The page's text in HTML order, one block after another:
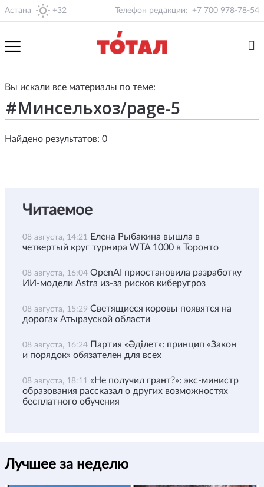
Астана +32 Телефон редакции: +7 700 978-78-54
Вы искали все материалы по теме:
Найдено результатов: 0
Читаемое
08 августа, 14:21 Елена Рыбакина вышла в
четвертый круг турнира WTA 1000 в Торонто
08 августа, 16:04 OpenAI приостановила разработку
ИИ-модели Astra из-за рисков киберугроз
08 августа, 15:29 Светящиеся коровы появятся на
дорогах Атырауской области
08 августа, 16:24 Партия «Әділет»: принцип «Закон
и порядок» обязателен для всех
08 августа, 18:11 «Не получил грант?»: экс-министр
образования рассказал о других возможностях
бесплатного обучения
Лучшее за неделю